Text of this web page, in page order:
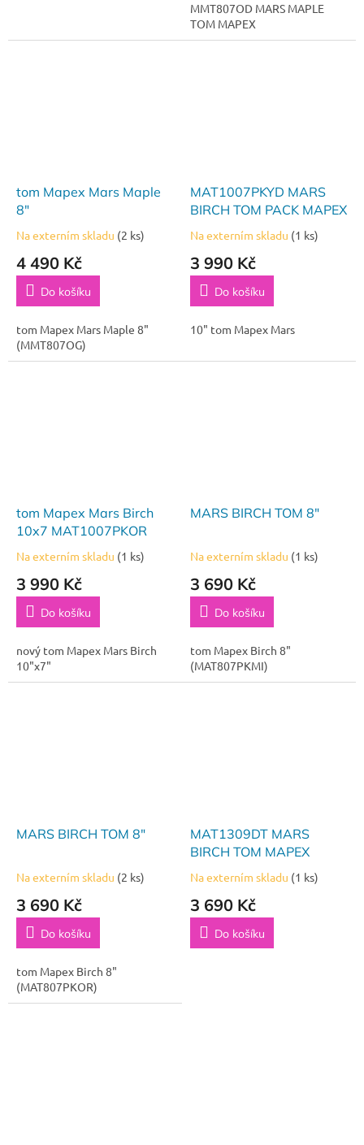
MMT807OD MARS MAPLE
TOM MAPEX
tom Mapex Mars Maple
8"
Na externím skladu (2 ks)
4 490 Kč
Do košíku
tom Mapex Mars Maple 8"
(MMT807OG)
MAT1007PKYD MARS
BIRCH TOM PACK MAPEX
Na externím skladu (1 ks)
3 990 Kč
Do košíku
10" tom Mapex Mars
tom Mapex Mars Birch
10x7 MAT1007PKOR
Na externím skladu (1 ks)
3 990 Kč
Do košíku
nový tom Mapex Mars Birch
10"x7"
MARS BIRCH TOM 8"
Na externím skladu (1 ks)
3 690 Kč
Do košíku
tom Mapex Birch 8"
(MAT807PKMI)
MARS BIRCH TOM 8"
Na externím skladu (2 ks)
3 690 Kč
Do košíku
tom Mapex Birch 8"
(MAT807PKOR)
MAT1309DT MARS
BIRCH TOM MAPEX
Na externím skladu (1 ks)
3 690 Kč
Do košíku